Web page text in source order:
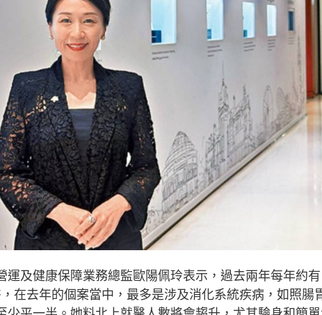
及健康保障業務總監歐陽佩玲表示，過去兩年每年約有
在去年的個案當中，最多是涉及消化系統疾病，如照腸